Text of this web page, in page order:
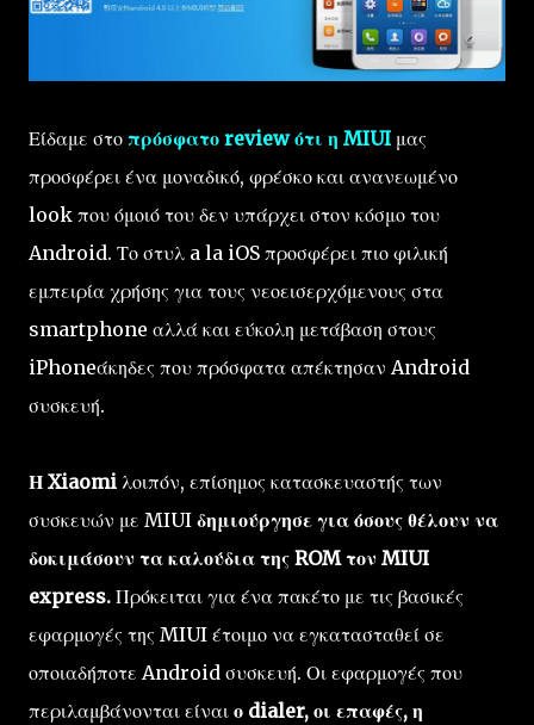
Είδαμε στο πρόσφατο review ότι η MIUI μας
προσφέρει ένα μοναδικό, φρέσκο και ανανεωμένο
look που όμοιό του δεν υπάρχει στον κόσμο του
Android. Το στυλ a la iOS προσφέρει πιο φιλική
εμπειρία χρήσης για τους νεοεισερχόμενους στα
smartphone αλλά και εύκολη μετάβαση στους
iPhoneάκηδες που πρόσφατα απέκτησαν Android
συσκευή.
Η Xiaomi λοιπόν, επίσημος κατασκευαστής των
συσκευών με MIUI δημιούργησε για όσους θέλουν να
δοκιμάσουν τα καλούδια της ROM τον MIUI
express. Πρόκειται για ένα πακέτο με τις βασικές
εφαρμογές της MIUI έτοιμο να εγκατασταθεί σε
οποιαδήποτε Android συσκευή. Οι εφαρμογές που
περιλαμβάνονται είναι ο dialer, οι επαφές, η